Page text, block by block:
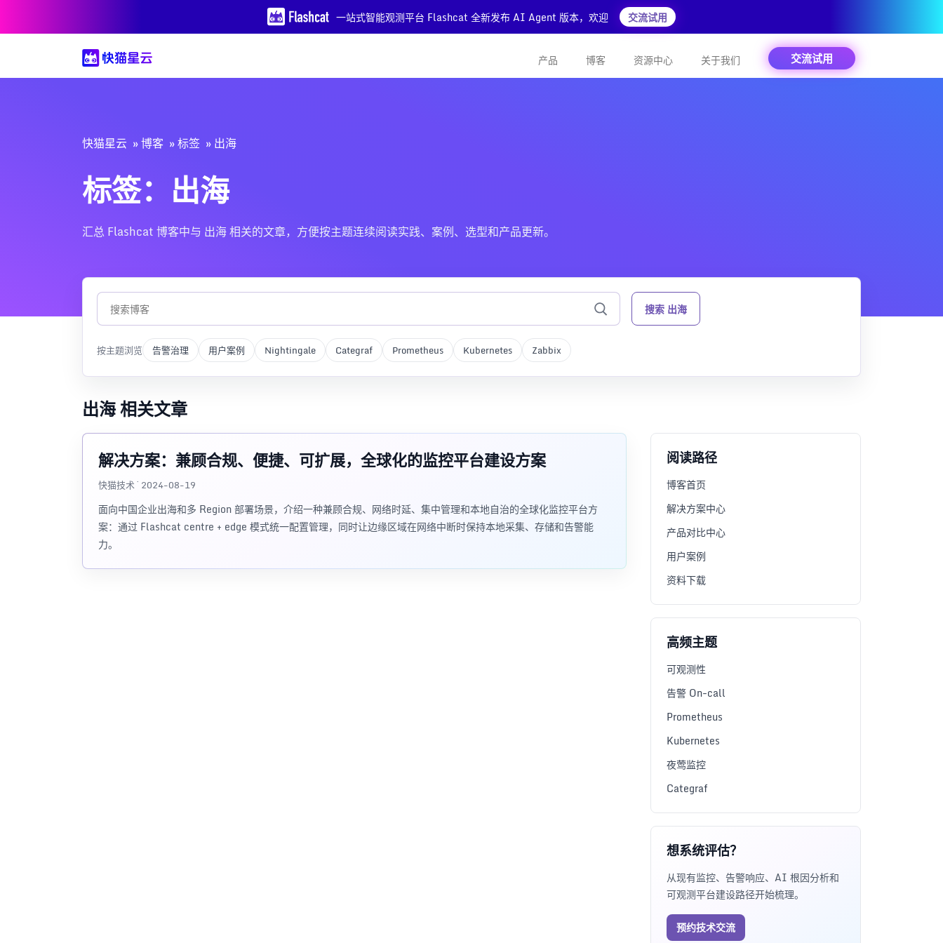
一站式智能观测平台 Flashcat 全新发布 AI Agent 版本，欢迎 交流试用
产品 博客 资源中心 关于我们 交流试用
快猫星云 博客 标签 出海
标签：出海
汇总 Flashcat 博客中与 出海 相关的文章，方便按主题连续阅读实践、案例、选型和产品更新。
搜索 出海
按主题浏览 告警治理 用户案例 Nightingale Categraf Prometheus Kubernetes Zabbix
出海 相关文章
解决方案：兼顾合规、便捷、可扩展，全球化的监控平台建设方案
快猫技术 · 2024-08-19
面向中国企业出海和多 Region 部署场景，介绍一种兼顾合规、网络时延、集中管理和本地自治的全球化监控平台方
案：通过 Flashcat centre + edge 模式统一配置管理，同时让边缘区域在网络中断时保持本地采集、存储和告警能
力。
阅读路径
博客首页
解决方案中心
产品对比中心
用户案例
资料下载
高频主题
可观测性
告警 On-call
Prometheus
Kubernetes
夜莺监控
Categraf
想系统评估？
从现有监控、告警响应、AI 根因分析和
可观测平台建设路径开始梳理。
预约技术交流